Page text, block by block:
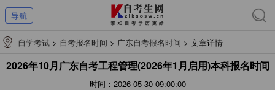
导航
自学考试 > 自考报名时间 > 广东自考报名时间 > 文章详情
2026年10月广东自考工程管理(2026年1月启用)本科报名时间
时间：2026-05-30 09:00:00